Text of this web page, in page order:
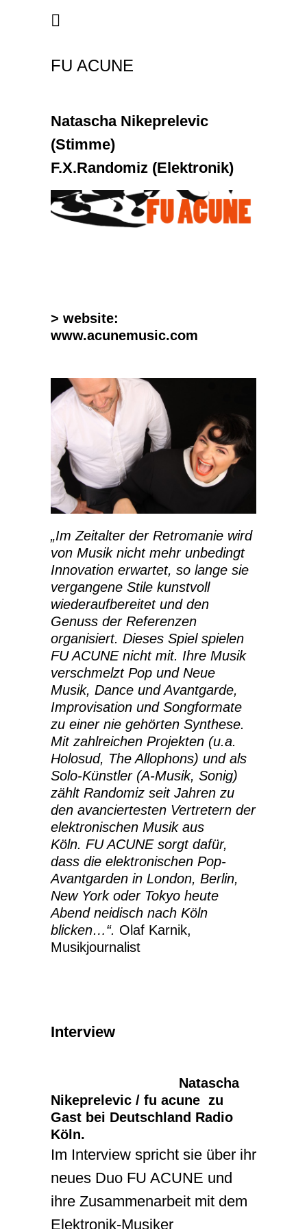
FU ACUNE
Natascha Nikeprelevic
(Stimme)
F.X.Randomiz (Elektronik)
> website:
www.acunemusic.com
„Im Zeitalter der Retromanie wird
von Musik nicht mehr unbedingt
Innovation erwartet, so lange sie
vergangene Stile kunstvoll
wiederaufbereitet und den
Genuss der Referenzen
organisiert. Dieses Spiel spielen
FU ACUNE nicht mit. Ihre Musik
verschmelzt Pop und Neue
Musik, Dance und Avantgarde,
Improvisation und Songformate
zu einer nie gehörten Synthese.
Mit zahlreichen Projekten (u.a.
Holosud, The Allophons) und als
Solo-Künstler (A-Musik, Sonig)
zählt Randomiz seit Jahren zu
den avanciertesten Vertretern der
elektronischen Musik aus
Köln. FU ACUNE sorgt dafür,
dass die elektronischen Pop-
Avantgarden in London, Berlin,
New York oder Tokyo heute
Abend neidisch nach Köln
blicken…“. Olaf Karnik,
Musikjournalist
Interview
Natascha
Nikeprelevic / fu acune zu
Gast bei Deutschland Radio
Köln.
Im Interview spricht sie über ihr
neues Duo FU ACUNE und
ihre Zusammenarbeit mit dem
Elektronik-Musiker